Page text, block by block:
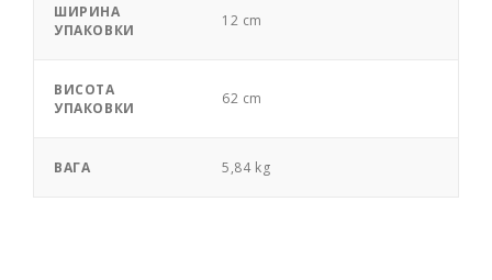
ШИРИНА
УПАКОВКИ
12 cm
ВИСОТА
УПАКОВКИ
62 cm
ВАГА 5,84 kg